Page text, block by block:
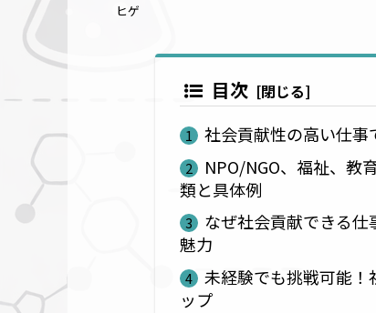
ヒゲ
目次
社会貢献性の高い仕
NPO/NGO、福祉、教
類と具体例
なぜ社会貢献できる
魅力
未経験でも挑戦可能
ップ